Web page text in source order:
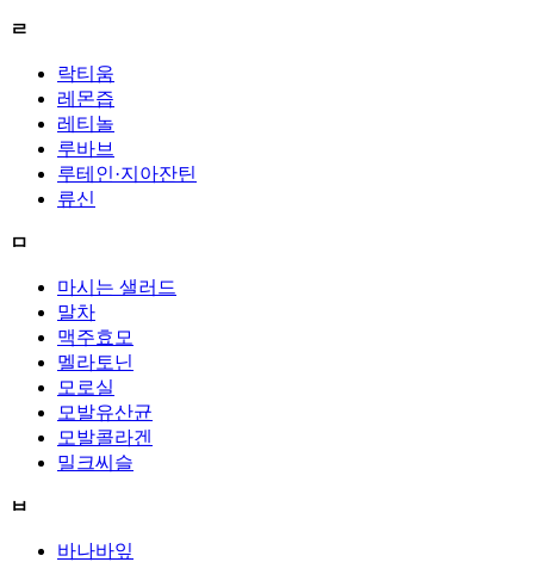
ㄹ
락티움
레몬즙
레티놀
루바브
루테인·지아잔틴
류신
ㅁ
마시는 샐러드
말차
맥주효모
멜라토닌
모로실
모발유산균
모발콜라겐
밀크씨슬
ㅂ
바나바잎